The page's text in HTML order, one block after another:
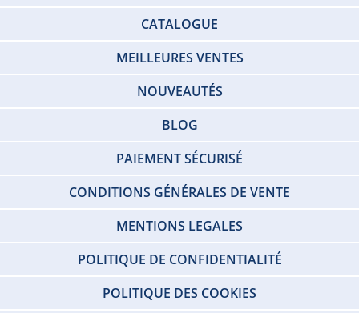
CATALOGUE
MEILLEURES VENTES
NOUVEAUTÉS
BLOG
PAIEMENT SÉCURISÉ
CONDITIONS GÉNÉRALES DE VENTE
MENTIONS LEGALES
POLITIQUE DE CONFIDENTIALITÉ
POLITIQUE DES COOKIES